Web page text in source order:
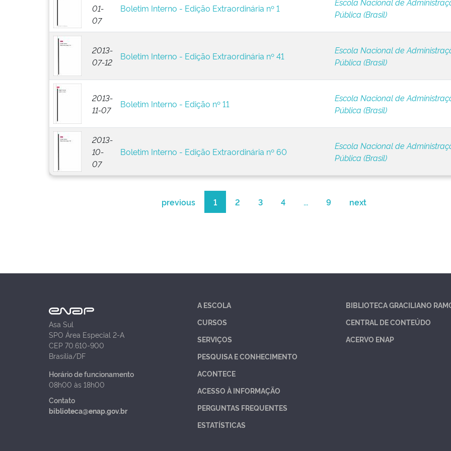
01-
07
Boletim Interno - Edição Extraordinária nº 1
Pública (Brasil)
2013-
07-12
Boletim Interno - Edição Extraordinária nº 41
Escola Nacional de
Pública (Brasil)
2013-
11-07
Boletim Interno - Edição nº 11
Escola Nacional de
Pública (Brasil)
2013-
10-
07
Boletim Interno - Edição Extraordinária nº 60
Escola Nacional de
Pública (Brasil)
previous 1 2 3 4 ... 9 next
Asa Sul
SPO Área Especial 2-A
CEP 70.610-900
Brasília/DF
Horário de funcionamento
08h00 às 18h00
Contato
biblioteca@enap.gov.br
A ESCOLA
CURSOS
SERVIÇOS
PESQUISA E CONHECIMENTO
ACONTECE
ACESSO À INFORMAÇÃO
PERGUNTAS FREQUENTES
ESTATÍSTICAS
BIBLIOTECA GRACILIANO
CENTRAL DE CONTEÚDO
ACERVO ENAP